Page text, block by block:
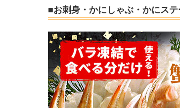
■お刺身・かにしゃぶ・かにス